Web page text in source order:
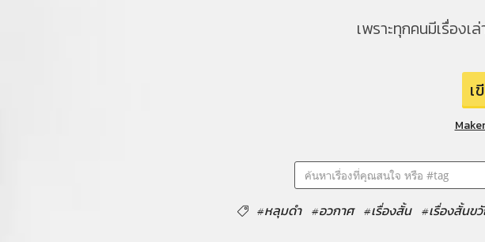
เพราะทุกคนมีเรื่องเ
เ
#หลุมดำ #อวกาศ #เรื่องสั้น #เรื่องสั้นข